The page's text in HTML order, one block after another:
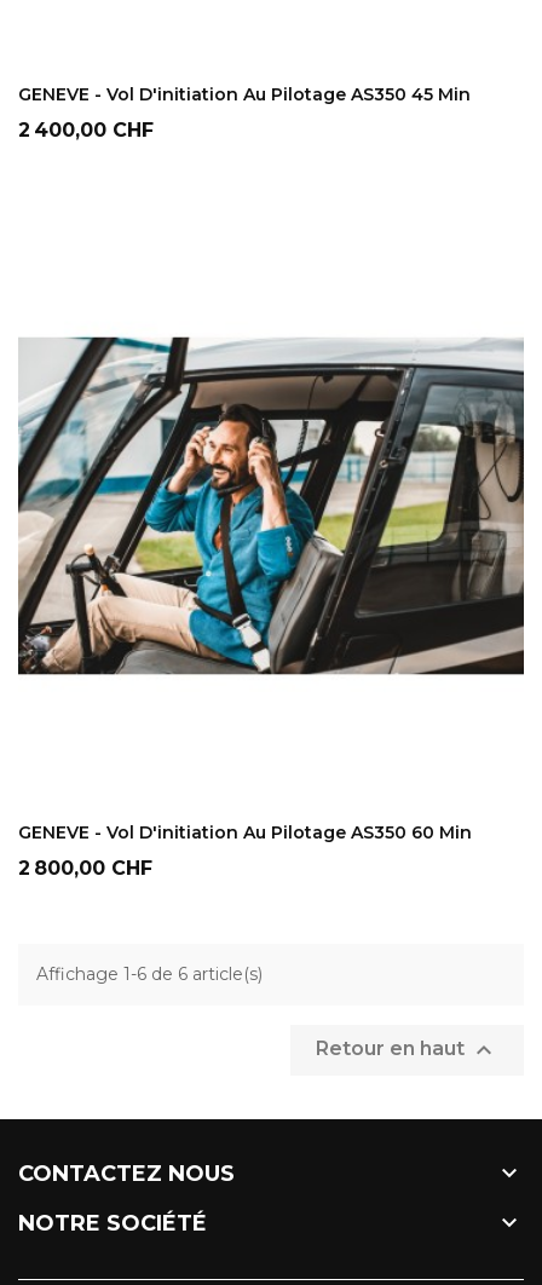
GENEVE - Vol D'initiation Au Pilotage AS350 45 Min
Prix
2 400,00 CHF
GENEVE - Vol D'initiation Au Pilotage AS350 60 Min
Prix
2 800,00 CHF
Affichage 1-6 de 6 article(s)
Retour en haut 
CONTACTEZ NOUS 
NOTRE SOCIÉTÉ 